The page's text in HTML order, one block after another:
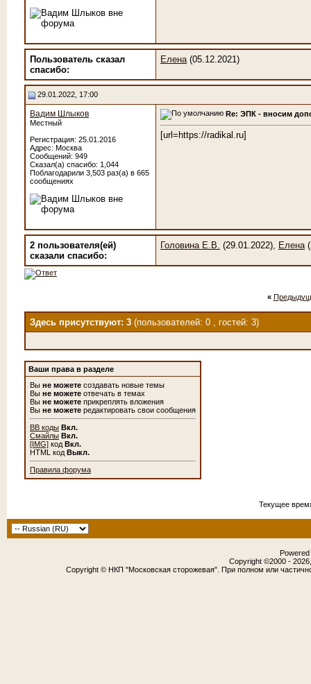
Пользователь сказал
cпасибо:
Елена(05.12.2021)
29.01.2022, 17:00
Вадим Шлыков
Местный
Регистрация: 25.01.2016
Адрес: Москва
Сообщений: 949
Сказал(а) спасибо: 1,044
Поблагодарили 3,503 раз(а) в 665
сообщениях
Re: ЭПК - вносим
[url=https://radikal.ru]
2 пользователя(ей)
сказали cпасибо:
Головина Е.В. (29.01.2022), Елена
«
Здесь присутствуют: 3 (пользователей: 0 , гостей: 3)
Ваши права в разделе
Вы не можете создавать новые темы
Вы не можете отвечать в темах
Вы не можете прикреплять вложения
Вы не можете редактировать свои сообщения
BB коды Вкл.
Смайлы Вкл.
[IMG] код Вкл.
HTML код Выкл.
Правила форума
Текущее
Copyright ©2000 -
Copyright © НКП "Московская сторожевая". При полном или